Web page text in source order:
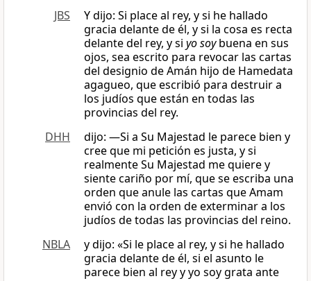
JBS
Y dijo: Si place al rey, y si he hallado
gracia delante de él, y si la cosa es recta
delante del rey, y si yo soybuena en sus
ojos, sea escrito para revocar las cartas
del designio de Amán hijo de Hamedata
agagueo, que escribió para destruir a
los judíos que están en todas las
provincias del rey.
DHH
dijo: —Si a Su Majestad le parece bien y
cree que mi petición es justa, y si
realmente Su Majestad me quiere y
siente cariño por mí, que se escriba una
orden que anule las cartas que Amam
envió con la orden de exterminar a los
judíos de todas las provincias del reino.
NBLA
y dijo: «Si le place al rey, y si he hallado
gracia delante de él, si el asunto le
parece bien al rey y yo soy grata ante